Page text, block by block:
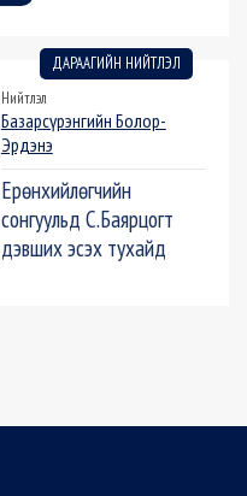
ДАРААГИЙН НИЙТЛЭЛ
Нийтлэл
Базарсүрэнгийн Болор-
Эрдэнэ
Ерөнхийлөгчийн
сонгуульд С.Баярцогт
дэвших эсэх тухайд